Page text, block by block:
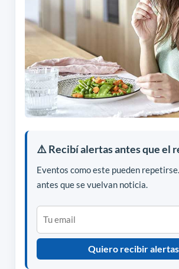
⚠️ Recibí alertas antes que el
Eventos como este pueden
antes que se vuelvan noticia.
Quiero recibir alertas